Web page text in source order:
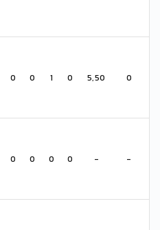
0 0 1 0 5,50 0
0 0 0 0 - -